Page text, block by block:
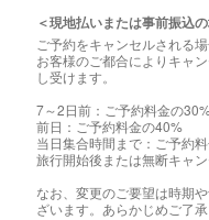
＜現地払いまたは事前振込
ご予約をキャンセルされる
お客様のご都合によりキャ
し受けます。
7～2日前：ご予約料金の
前日：ご予約料金の40%
当日集合時間まで：ご予約
旅行開始後または無断キャ
なお、変更のご要望は時期
ざいます。あらかじめご了承